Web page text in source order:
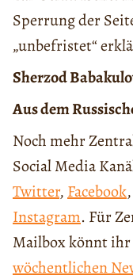
Sperrung der
„unbefristet“
Sherzod
Aus dem
Noch mehr
Social Media
Twitter, Facebook,
Instagram. Für
Mailbox könnt ihr
wöchentlichen